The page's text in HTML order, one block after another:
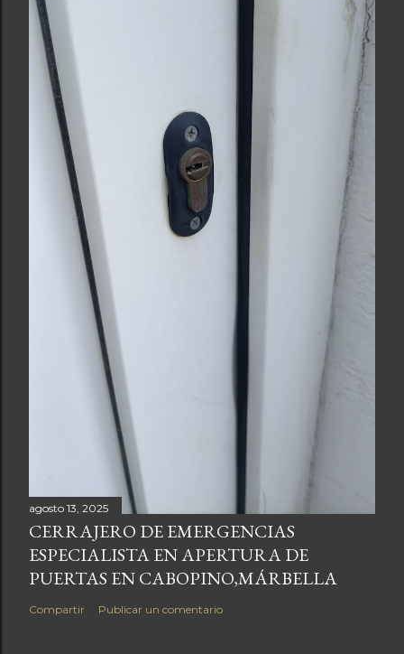
agosto 13, 2025
CERRAJERO DE EMERGENCIAS
ESPECIALISTA EN APERTURA DE
PUERTAS EN CABOPINO,MÁRBELLA
Compartir Publicar un comentario